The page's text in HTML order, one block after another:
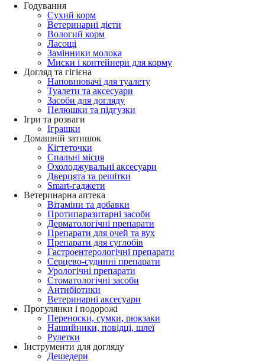
Годування
Сухий корм
Ветеринарні дієти
Вологий корм
Ласощі
Замінники молока
Миски і контейнери для корму
Догляд та гігієна
Наповнювачі для туалету
Туалети та аксесуари
Засоби для догляду
Пелюшки та підгузки
Ігри та розваги
Іграшки
Домашній затишок
Кігтеточки
Спальні місця
Охолоджувальні аксесуари
Дверцята та решітки
Smart-гаджети
Ветеринарна аптека
Вітаміни та добавки
Протипаразитарні засоби
Дерматологічні препарати
Препарати для очей та вух
Препарати для суглобів
Гастроентерологічні препарати
Серцево-судинні препарати
Урологічні препарати
Стоматологічні засоби
Антибіотики
Ветеринарні аксесуари
Прогулянки і подорожі
Переноски, сумки, рюкзаки
Нашийники, повідці, шлеї
Рулетки
Інструменти для догляду
Дешедери